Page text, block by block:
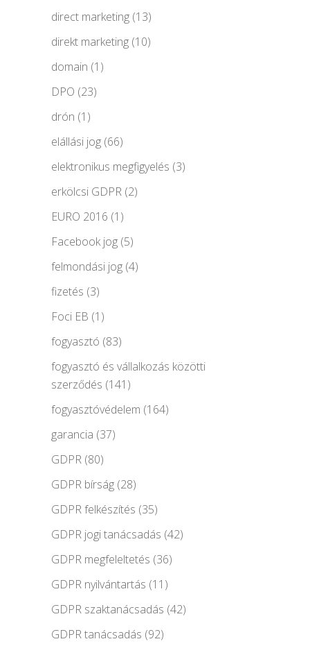
direct marketing (13)
direkt marketing (10)
domain (1)
DPO (23)
drón (1)
elállási jog (66)
elektronikus megfigyelés (3)
erkölcsi GDPR (2)
EURO 2016 (1)
Facebook jog (5)
felmondási jog (4)
fizetés (3)
Foci EB (1)
fogyasztó (83)
fogyasztó és vállalkozás közötti
szerződés (141)
fogyasztóvédelem (164)
garancia (37)
GDPR (80)
GDPR bírság (28)
GDPR felkészítés (35)
GDPR jogi tanácsadás (42)
GDPR megfeleltetés (36)
GDPR nyilvántartás (11)
GDPR szaktanácsadás (42)
GDPR tanácsadás (92)